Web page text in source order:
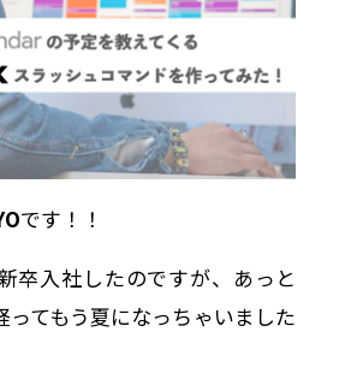
です！！
卒入社したのですが、あっと
ってもう夏になっちゃいました